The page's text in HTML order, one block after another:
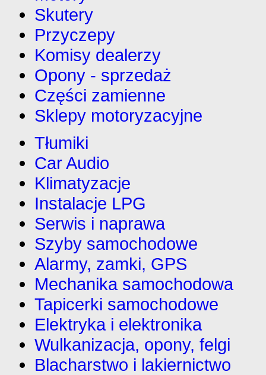
Skutery
Przyczepy
Komisy dealerzy
Opony - sprzedaż
Części zamienne
Sklepy motoryzacyjne
Tłumiki
Car Audio
Klimatyzacje
Instalacje LPG
Serwis i naprawa
Szyby samochodowe
Alarmy, zamki, GPS
Mechanika samochodowa
Tapicerki samochodowe
Elektryka i elektronika
Wulkanizacja, opony, felgi
Blacharstwo i lakiernictwo